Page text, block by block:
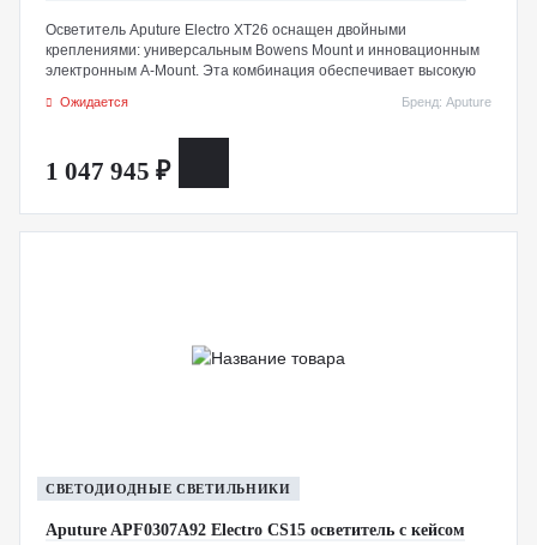
Осветитель Aputure Electro XT26 оснащен двойными
креплениями: универсальным Bowens Mount и инновационным
электронным A-Mount. Эта комбинация обеспечивает высокую
модификаторов, например, Spotlight Max. A-Mount предназначен
цветопередачи при поддержке моторизованного
фокусирования. Также совместим с дополнительными
отражателями 20° и 50°.
Ожидается Бренд: Aputure
1 047 945 ₽
СВЕТОДИОДНЫЕ СВЕТИЛЬНИКИ
Aputure APF0307A92 Electro CS15 осветитель с кейсом